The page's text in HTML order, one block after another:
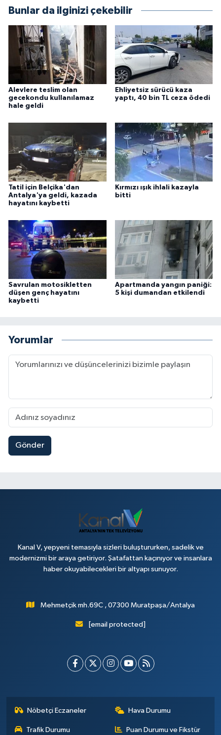
Bunlar da ilginizi çekebilir
Alevlere teslim olan
gecekondu kullanılamaz
hale geldi
Ehliyetsiz sürücü kaza
yaptı, 40 bin TL ceza ödedi
Tatil için Belçika'dan
Antalya'ya geldi, kazada
hayatını kaybetti
Kırmızı ışık ihlali kazayla
bitti
Savrulan motosikletten
düşen genç hayatını
kaybetti
Apartmanda yangın paniği:
5 kişi dumandan etkilendi
Yorumlar
Gönder
Kanal V, yepyeni temasıyla sizleri buluştururken, sadelik ve
modernizmi bir araya getiriyor. Şatafattan kaçınıyor ve insanlara
haber okuyabilecekleri bir altyapı sunuyor.
Mehmetçik mh.69C , 07300 Muratpaşa/Antalya
[email protected]
Nöbetçi Eczaneler Hava Durumu
Trafik Durumu Puan Durumu ve Fikstür